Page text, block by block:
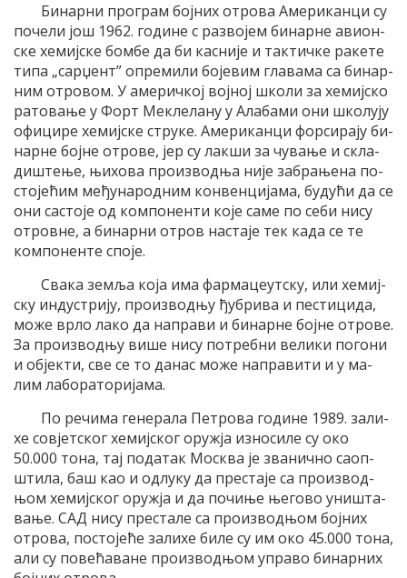
Би­нар­ни про­грам бој­них отро­ва Аме­ри­кан­ци су
по­че­ли још 1962. го­ди­не с раз­во­јем би­нар­не ави­он­
ске хе­миј­ске бом­бе да би ка­сни­је и так­тич­ке ра­ке­те
ти­па „сар­џент” опре­ми­ли бо­је­вим гла­ва­ма са би­нар­
ним отро­вом. У аме­рич­кој вој­ној шко­ли за хе­миј­ско
ра­то­ва­ње у Форт Ме­кле­ла­ну у Ала­ба­ми они шко­лу­ју
офи­ци­ре хе­миј­ске стру­ке. Аме­ри­кан­ци фор­си­ра­ју би­
нар­не бој­не отро­ве, јер су лак­ши за чу­ва­ње и скла­
ди­ште­ње, њи­хо­ва про­из­вод­ња ни­је за­бра­ње­на по­
сто­је­ћим ме­ђу­на­род­ним кон­вен­ци­ја­ма, бу­ду­ћи да се
они са­сто­је од ком­по­нен­ти ко­је са­ме по се­би ни­су
отров­не, а би­нар­ни отров на­ста­је тек ка­да се те
ком­по­нен­те спо­је.
Сва­ка зе­мља ко­ја има фар­ма­це­ут­ску, или хе­миј­
ску ин­ду­стри­ју, про­из­вод­њу ђу­бри­ва и пе­сти­ци­да,
мо­же вр­ло ла­ко да на­пра­ви и би­нар­не бој­не отро­ве.
За про­из­вод­њу ви­ше ни­су по­треб­ни ве­ли­ки по­го­ни
и објек­ти, све се то да­нас мо­же на­пра­ви­ти и у ма­
лим ла­бо­ра­то­ри­ја­ма.
По ре­чи­ма ге­не­ра­ла Пе­тро­ва го­ди­не 1989. за­ли­
хе со­вјет­ског хе­миј­ског оруж­ја из­но­си­ле су око
50.000 то­на, тај по­да­так Мо­сква је зва­нич­но са­оп­
шти­ла, баш као и од­лу­ку да пре­ста­је са про­из­вод­
њом хе­миј­ског оруж­ја и да по­чи­ње ње­го­во уни­шта­
ва­ње. САД ни­су пре­ста­ле са про­из­вод­њом бој­них
отро­ва, по­сто­је­ће за­ли­хе би­ле су им око 45.000 то­на,
али су по­ве­ћа­ва­не про­из­вод­њом упра­во би­нар­них